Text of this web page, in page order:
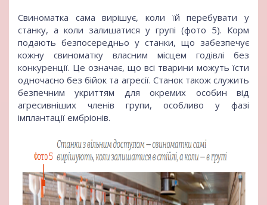
Свиноматка сама вирішує, коли їй перебувати у
станку, а коли залишатися у групі (фото 5). Корм
подають безпосередньо у станки, що забезпечує
кожну свиноматку власним місцем годівлі без
конкуренції. Це означає, що всі тварини можуть їсти
одночасно без бійок та агресії. Станок також служить
безпечним укриттям для окремих особин від
агресивніших членів групи, особливо у фазі
імплантації ембріонів.